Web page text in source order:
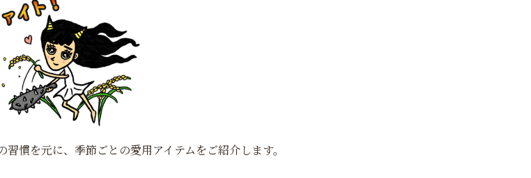
慣を元に、季節ごとの愛用アイテムをご紹介します。